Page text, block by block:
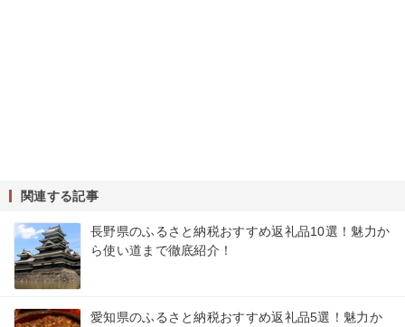
関連する記事
長野県のふるさと納税おすすめ返礼品10選！魅力か
ら使い道まで徹底紹介！
愛知県のふるさと納税おすすめ返礼品5選！魅力か